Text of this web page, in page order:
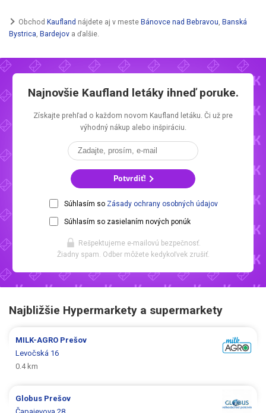
Obchod Kaufland nájdete aj v meste Bánovce nad Bebravou Banská
Bystrica, Bardejov a ďalšie.
Najnovšie Kaufland letákyihneď poruke.
Získajte prehľad o každom novom Kaufland letáku. Či už pre
výhodný nákup alebo inšpiráciu.
Potvrdiť!
Súhlasím so Zásady ochrany osobných údajov
Súhlasím so zasielaním nových ponúk
Rešpektujeme e-mailovú bezpečnosť.
Žiadny spam. Odber môžete kedykoľvek zrušiť.
Najbližšie Hypermarkety a supermarkety
MILK-AGRO Prešov
Levočská 16
0.4 km
Globus Prešov